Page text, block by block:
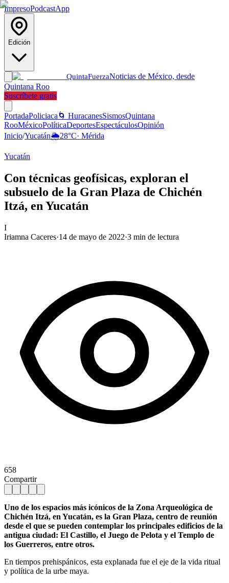
ImpresoPodcastApp
Edición
QuintaFuerzaNoticias de México, desde
Quintana Roo
Suscríbete gratis
PortadaPoliciaca 🌀 HuracanesSismosQuintana
RooMéxicoPolíticaDeportesEspectáculosOpinión
Inicio/Yucatán🌦️28°C· Mérida
Yucatán
Con técnicas geofísicas, exploran el
subsuelo de la Gran Plaza de Chichén
Itzá, en Yucatán
I
Iriamna Caceres·14 de mayo de 2022·3 min de lectura
658
Compartir
Uno de los espacios más icónicos de la Zona Arqueológica de
Chichén Itzá, en Yucatán, es la Gran Plaza, centro de reunión
desde el que se pueden contemplar los principales edificios de la
antigua ciudad: El Castillo, el Juego de Pelota y el Templo de
los Guerreros, entre otros.
En tiempos prehispánicos, esta explanada fue el eje de la vida ritual
y política de la urbe maya.